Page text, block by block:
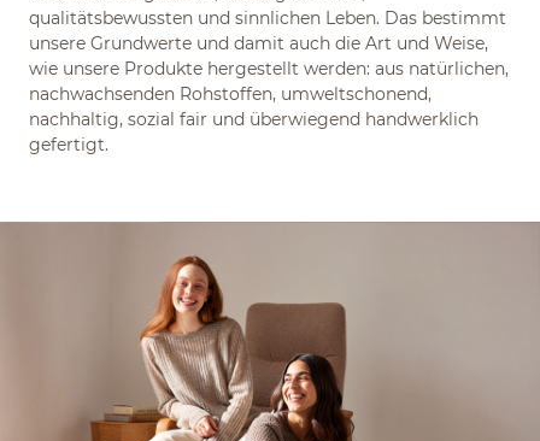
qualitätsbewussten und sinnlichen Leben. Das bestimmt
unsere Grundwerte und damit auch die Art und Weise,
wie unsere Produkte hergestellt werden: aus natürlichen,
nachwachsenden Rohstoffen, umweltschonend,
nachhaltig, sozial fair und überwiegend handwerklich
gefertigt.